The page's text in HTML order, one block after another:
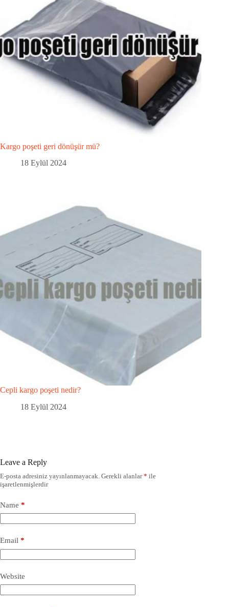
Kargo poşeti geri dönüşür mü?
18 Eylül 2024
Cepli kargo poşeti nedir?
18 Eylül 2024
Leave a Reply
E-posta adresiniz yayınlanmayacak. Gerekli alanlar* ile
işaretlenmişlerdir
Name *
Email *
Website